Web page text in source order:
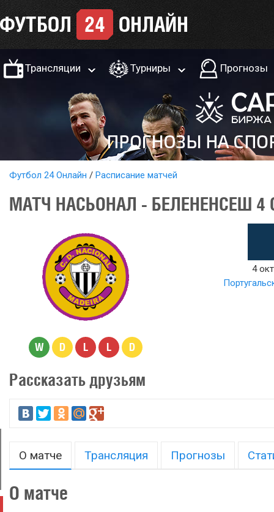
Трансляции Турниры Прогнозы
Футбол 24 Онлайн Расписание матчей
МАТЧ НАСЬОНАЛ - БЕЛЕНЕНСЕШ 4
W D L L D
4
Рассказать друзьям
О матче Трансляция Прогнозы
О матче